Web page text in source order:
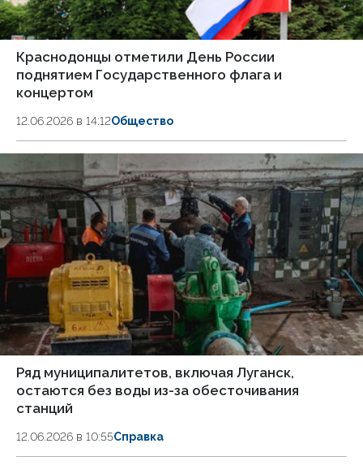
Краснодонцы отметили День России
поднятием Государственного флага и
концертом
12.06.2026 в 14:12Общество
Ряд муниципалитетов, включая Луганск,
остаются без воды из-за обесточивания
станций
12.06.2026 в 10:55Справка